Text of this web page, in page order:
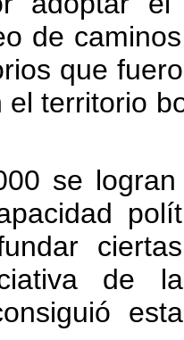
de
que
territorio
se
de